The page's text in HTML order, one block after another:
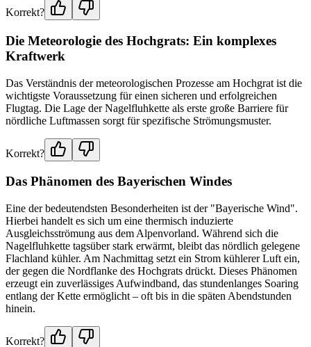
Korrekt?
Die Meteorologie des Hochgrats: Ein komplexes
Kraftwerk
Das Verständnis der meteorologischen Prozesse am Hochgrat ist die
wichtigste Voraussetzung für einen sicheren und erfolgreichen
Flugtag. Die Lage der Nagelfluhkette als erste große Barriere für
nördliche Luftmassen sorgt für spezifische Strömungsmuster.
Korrekt?
Das Phänomen des Bayerischen Windes
Eine der bedeutendsten Besonderheiten ist der "Bayerische Wind".
Hierbei handelt es sich um eine thermisch induzierte
Ausgleichsströmung aus dem Alpenvorland. Während sich die
Nagelfluhkette tagsüber stark erwärmt, bleibt das nördlich gelegene
Flachland kühler. Am Nachmittag setzt ein Strom kühlerer Luft ein,
der gegen die Nordflanke des Hochgrats drückt. Dieses Phänomen
erzeugt ein zuverlässiges Aufwindband, das stundenlanges Soaring
entlang der Kette ermöglicht – oft bis in die späten Abendstunden
hinein.
Korrekt?